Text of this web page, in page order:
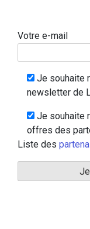
Votre e-mail
Je souhaite
newsletter de
Je souhaite
offres des
Liste des